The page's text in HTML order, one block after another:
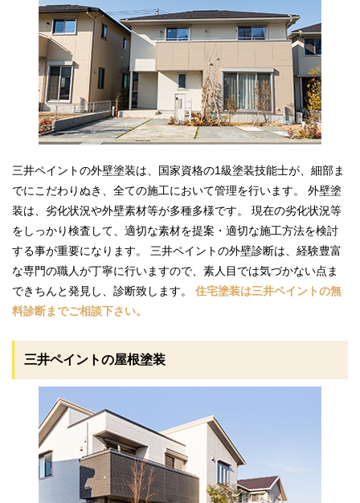
最新情報
スタッフブログ
施工事例
三井ペイントの外壁塗装は、国家資格の1級塗装技能士が、細部ま
でにこだわりぬき、全ての施工において管理を行います。 外壁塗
装は、劣化状況や外壁素材等が多種多様です。 現在の劣化状況等
をしっかり検査して、適切な素材を提案・適切な施工方法を検討
する事が重要になります。 三井ペイントの外壁診断は、経験豊富
な専門の職人が丁寧に行いますので、素人目では気づかない点ま
できちんと発見し、診断致します。
住宅塗装は三井ペイントの無
料診断までご相談下さい。
三井ペイントの屋根塗装